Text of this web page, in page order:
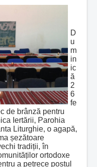
D
u
m
in
ic
ă
2
6
fe
de brânză pentru
Iertării, Parohia
Liturghie, o agapă,
șezătoare
tradiții, în
ortodoxe
a petrece postul